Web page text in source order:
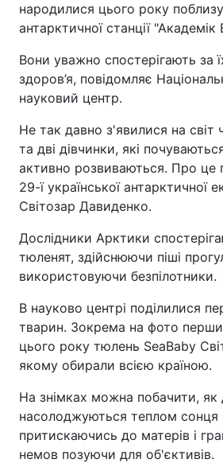
народилися цього року поблизу
антарктичної станції
Вони уважно спостерігають за
здоров’я, повідомляє
науковий центр.
Не так давно з'явилися на світ
та дві дівчинки, які
активно розвиваються. Про це
29-ї української антарктичної
Світозар Давиденко.
Дослідники Арктики
тюленят, здійснюючи піші
використовуючи безпілотники.
В науково центрі поділилися
тварин. Зокрема на фото
цього року тюлень SeaBaby
якому обирали всією країною.
На знімках можна побачити, як
насолоджуються теплом сонця
притискаючись до матерів і
немов позуючи для об'єктивів.